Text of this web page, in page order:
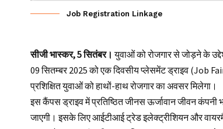
Job Registration Linkage
सीजी भास्कर, 5 सितंबर।युवाओं को रोजगार से जोड़ने के
09 सितम्बर 2025 को एक दिवसीय प्लेसमेंट ड्राइव (Job
प्रशिक्षित युवाओं को हाथों-हाथ रोजगार का अवसर मिलेगा।
इस कैंपस ड्राइव में प्रतिष्ठित जीनस ऊर्जावान जीवन कंपनी
जाएगी। इसके लिए आईटीआई ट्रेड इलेक्ट्रीशियन और